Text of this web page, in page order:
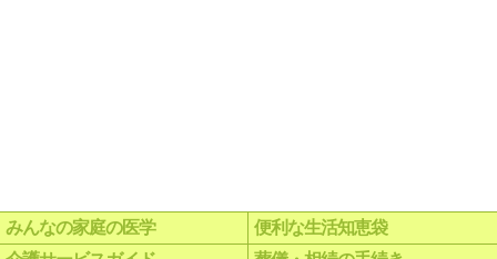
みんなの家庭の医学
便利な生活知恵袋